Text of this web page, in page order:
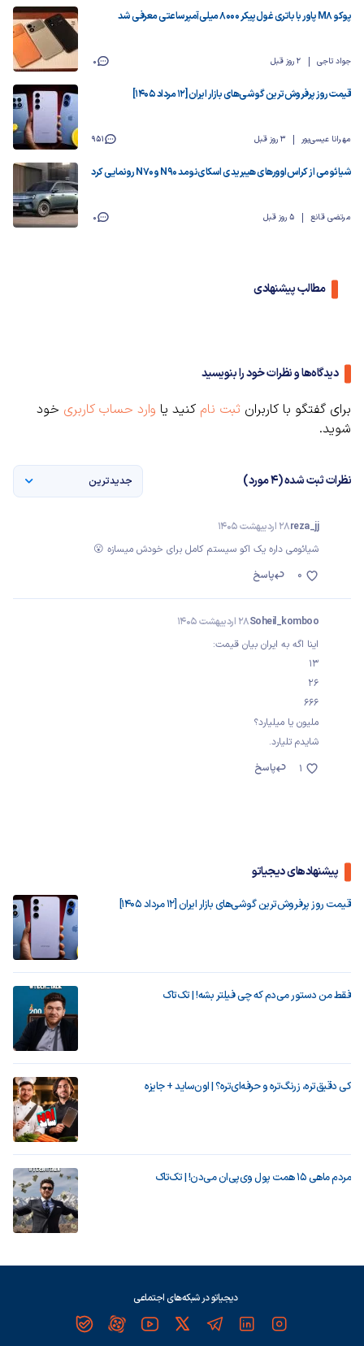
پوکو M8 پاور با باتری غول‌پیکر ۸۰۰۰ میلی‌آمپرساعتی معرفی شد
جواد تاجی 2 روز قبل 0
قیمت روز پرفروش‌ترین گوشی‌های بازار ایران [12 مرداد 1405]
مهرانا عیسی‌پور 3 روز قبل 951
شیائومی از کراس‌اوورهای هیبریدی اسکای‌نومد N90 و N70 رونمایی کرد
مرتضی قانع 5 روز قبل 0
مطالب پیشنهادی
دیدگاه‌ها و نظرات خود را بنویسید
برای گفتگو با کاربران ثبت نام کنید یا وارد حساب کاربری خود
شوید.
نظرات ثبت شده (4 مورد) جدیدترین
reza_jj28 اردیبهشت 1405
شیائومی داره یک اکو سیستم کامل برای خودش میسازه 😮
پاسخ
0
Soheil_komboo28 اردیبهشت 1405
اینا اگه به ایران بیان قیمت:
13
26
666
ملیون یا میلیارد؟
شایدم تلیارد.
پاسخ
1
پیشنهادهای دیجیاتو
قیمت روز پرفروش‌ترین گوشی‌های بازار ایران [12 مرداد 1405]
فقط من دستور می‌دم که چی فیلتر بشه! | تک‌تاک
کی دقیق‌تره، زرنگ‌تره و حرفه‌ای‌تره؟ | اون‌ساید + جایزه
مردم ماهی ۱۵ همت پول وی‌پی‌ان می‌دن! | تک‌تاک
دیجیاتو در شبکه‌های اجتماعی